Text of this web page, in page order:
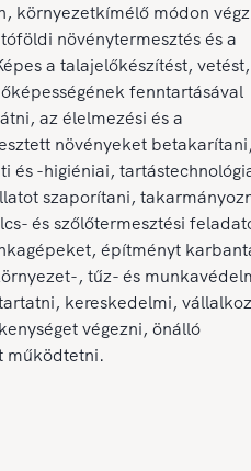
környezetkímélő módon
növénytermesztés és a
a talajelőkészítést, vetést,
fenntartásával
az élelmezési és a
növényeket
és -higiéniai,
szaporítani,
és szőlőtermesztési
építményt
, tűz- és
kereskedelmi,
végezni, önálló
működtetni.